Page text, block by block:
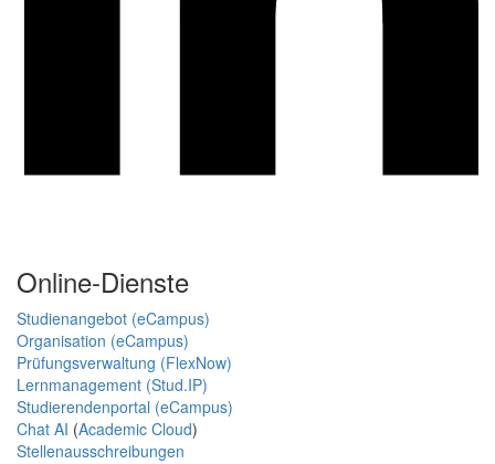
Online-Dienste
Studienangebot (eCampus)
Organisation (eCampus)
Prüfungsverwaltung (FlexNow)
Lernmanagement (Stud.IP)
Studierendenportal (eCampus)
Chat AI (Academic Cloud)
Stellenausschreibungen